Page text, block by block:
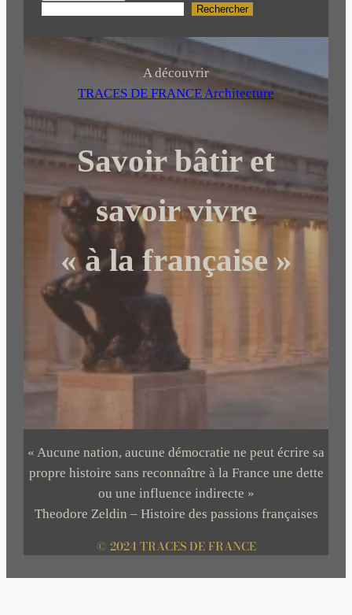
r
c
h
r
Rechercher
A découvrir
TRACES DE FRANCE Architecture
Savoir bâtir et
savoir vivre
« à la française »
« Aucune nation, aucune démocratie ne peut écrire sa
propre histoire sans reconnaître à la France une dette
ou une influence indirecte »
Theodore Zeldin – Histoire des passions françaises
© 2024 TRACES DE FRANCE